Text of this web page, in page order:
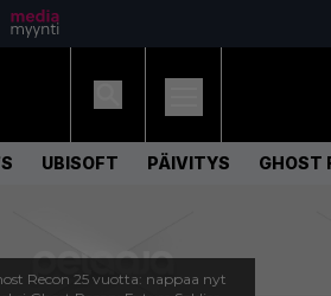
UBISOFT PÄIVITYS GHOST
Recon 25 vuotta: nappaa nyt